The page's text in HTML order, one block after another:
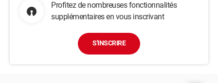
Profitez de nombreuses fonctionnalités
supplémentaires en vous inscrivant
S'INSCRIRE